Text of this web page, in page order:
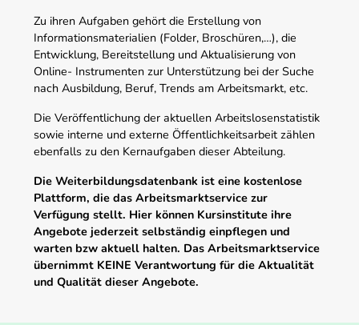
Zu ihren Aufgaben gehört die Erstellung von
Informationsmaterialien (Folder, Broschüren,…), die
Entwicklung, Bereitstellung und Aktualisierung von
Online- Instrumenten zur Unterstützung bei der Suche
nach Ausbildung, Beruf, Trends am Arbeitsmarkt, etc.
Die Veröffentlichung der aktuellen Arbeitslosenstatistik
sowie interne und externe Öffentlichkeitsarbeit zählen
ebenfalls zu den Kernaufgaben dieser Abteilung.
Die Weiterbildungsdatenbank ist eine kostenlose
Plattform, die das Arbeitsmarktservice zur
Verfügung stellt. Hier können Kursinstitute ihre
Angebote jederzeit selbständig einpflegen und
warten bzw aktuell halten. Das Arbeitsmarktservice
übernimmt KEINE Verantwortung für die Aktualität
und Qualität dieser Angebote.